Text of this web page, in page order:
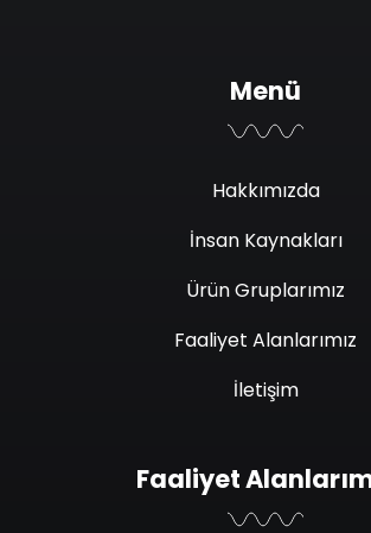
Menü
Hakkımızda
İnsan Kaynakları
Ürün Gruplarımız
Faaliyet Alanlarımız
İletişim
Faaliyet